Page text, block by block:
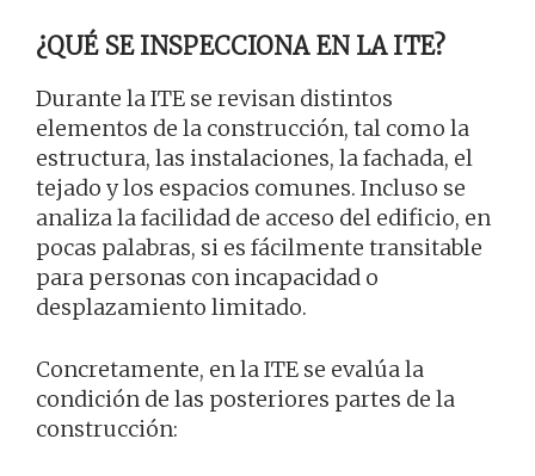
¿QUÉ SE INSPECCIONA EN LA ITE?
Durante la ITE se revisan distintos
elementos de la construcción, tal como la
estructura, las instalaciones, la fachada, el
tejado y los espacios comunes. Incluso se
analiza la facilidad de acceso del edificio, en
pocas palabras, si es fácilmente transitable
para personas con incapacidad o
desplazamiento limitado.
Concretamente, en la ITE se evalúa la
condición de las posteriores partes de la
construcción: